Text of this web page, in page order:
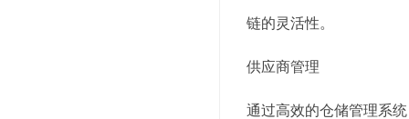
链的灵活性。
供应商管理
通过高效的仓储管理系